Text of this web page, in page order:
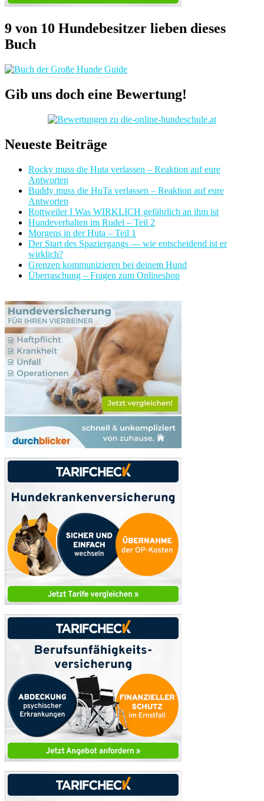
9 von 10 Hundebesitzer lieben dieses
Buch
Gib uns doch eine Bewertung!
Neueste Beiträge
Rocky muss die Huta verlassen – Reaktion auf eure
Antworten
Buddy muss die HuTa verlassen – Reaktion auf eure
Antworten
Rottweiler I Was WIRKLICH gefährlich an ihm ist
Hundeverhalten im Rudel – Teil 2
Morgens in der Huta – Teil 1
Der Start des Spaziergangs — wie entscheidend ist er
wirklich?
Grenzen kommunizieren bei deinem Hund
Überraschung – Fragen zum Onlineshop